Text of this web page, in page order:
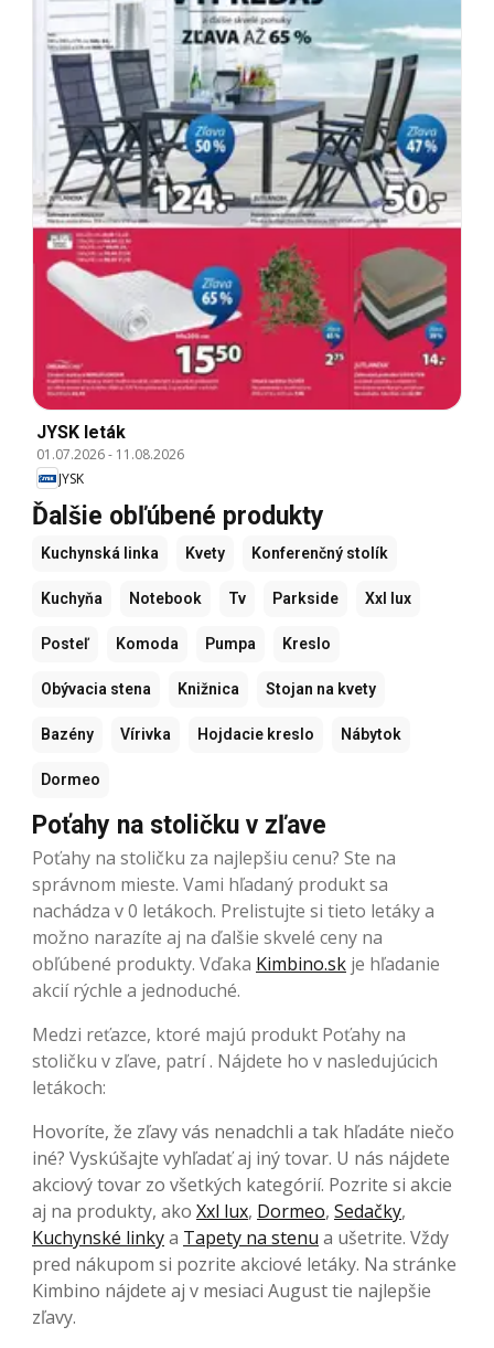
JYSK leták
01.07.2026- 11.08.2026
JYSK
Ďalšie obľúbené produkty
Kuchynská linka Kvety Konferenčný stolík
Kuchyňa Notebook Tv Parkside Xxl lux
Posteľ Komoda Pumpa Kreslo
Obývacia stena Knižnica Stojan na kvety
Bazény Vírivka Hojdacie kreslo Nábytok
Dormeo
Poťahy na stoličku v zľave
Poťahy na stoličku za najlepšiu cenu? Ste na
správnom mieste. Vami hľadaný produkt sa
nachádza v 0 letákoch. Prelistujte si tieto letáky a
možno narazíte aj na ďalšie skvelé ceny na
obľúbené produkty. Vďaka Kimbino.sk je hľadanie
akcií rýchle a jednoduché.
Medzi reťazce, ktoré majú produkt Poťahy na
stoličku v zľave, patrí . Nájdete ho v nasledujúcich
letákoch:
Hovoríte, že zľavy vás nenadchli a tak hľadáte niečo
iné? Vyskúšajte vyhľadať aj iný tovar. U nás nájdete
akciový tovar zo všetkých kategórií. Pozrite si akcie
aj na produkty, ako Xxl lux, Dormeo, Sedačky,
Kuchynské linkya Tapety na stenu a ušetrite. Vždy
pred nákupom si pozrite akciové letáky. Na stránke
Kimbino nájdete aj v mesiaci August tie najlepšie
zľavy.